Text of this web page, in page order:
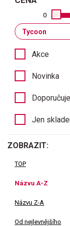
0
Akce
Novinka
Jen
ZOBRAZIT:
TOP
Názvu A-Z
Názvu Z-A
Od nejlevnějšího